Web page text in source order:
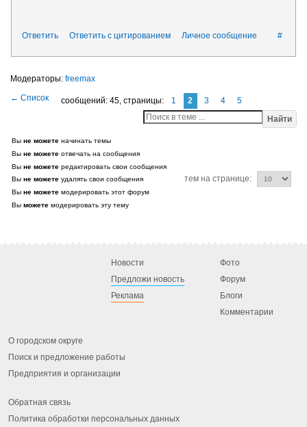
#
Ответить Ответить с цитированием Личное сообщение
freemax
сообщений: 45, страницы: 1 2 3 4
5
Найти
Вы не можете начинать темы
Вы не можете отвечать на сообщения
Вы не можете редактировать свои сообщения
Вы не можете удалять свои сообщения
Вы не можете модерировать этот форум
Вы можете модерировать эту тему
тем на странице:
Новости
Предложи новость
Реклама
Фото
Форум
Блоги
Комментарии
О городском округе
Поиск и предложение работы
Предприятия и организации
Обратная связь
Политика обработки персональных данных